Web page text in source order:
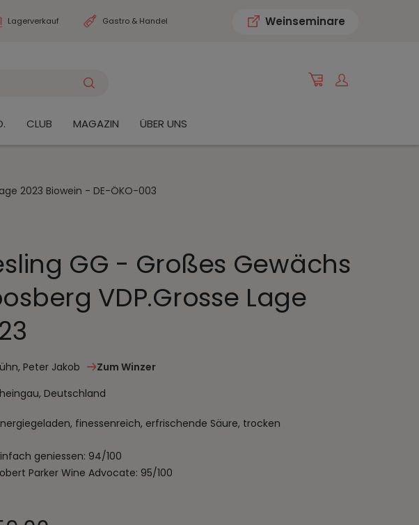
Lagerverkauf Gastro & Handel Weinseminare
CLUB MAGAZIN ÜBER UNS
2023 Biowein - DE-ÖKO-003
GG - Großes Gewächs
VDP.Grosse Lage
Peter Jakob
Zum Winzer
Deutschland
finessenreich, erfrischende Säure, trocken
geniessen: 94/100
Parker Wine Advocate: 95/100